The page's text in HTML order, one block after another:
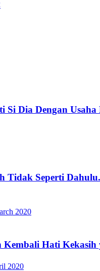
Si Dia Dengan Usaha
Tidak Seperti
2020
Hati Kekasih
2020